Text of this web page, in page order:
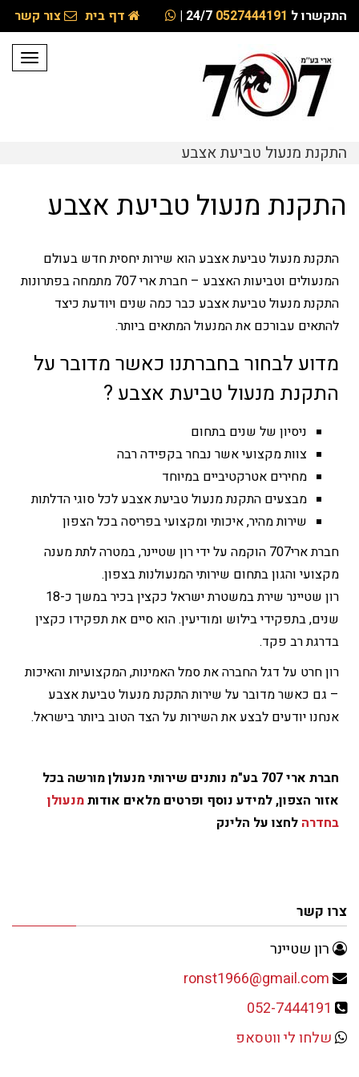
התקשרו ל 0527444191
| דף בית צור קשר
התקנת מנעול טביעת אצבע
התקנת מנעול טביעת אצבע
התקנת מנעול טביעת אצבע הוא שירות יחסית חדש בעולם
המנעולים וטביעות האצבע – חברת ארי 707 מתמחה בפתרונות
התקנת מנעול טביעת אצבע כבר כמה שנים ויודעת כיצד
להתאים עבורכם את המנעול המתאים ביותר.
מדוע לבחור בחברתנו כאשר מדובר על
התקנת מנעול טביעת אצבע ?
ניסיון של שנים בתחום
צוות מקצועי אשר נבחר בקפידה רבה
מחירים אטרקטיביים במיוחד
מבצעים התקנת מנעול טביעת אצבע לכל סוגי הדלתות
שירות מהיר, איכותי ומקצועי בפריסה בכל הצפון
חברת ארי707 הוקמה על ידי רון שטיינר, במטרה לתת מענה
מקצועי והגון בתחום שירותי המנעולנות בצפון.
רון שטיינר שירת במשטרת ישראל כקצין בכיר במשך כ-18
שנים, בתפקידי בילוש ומודיעין. הוא סיים את תפקידו כקצין
בדרגת רב פקד.
רון חרט על דגל החברה את סמל האמינות, המקצועיות והאיכות
– גם כאשר מדובר על שירות התקנת מנעול טביעת אצבע
אנחנו יודעים לבצע את השירות על הצד הטוב ביותר בישראל.
חברת ארי 707 בע"מ נותנים שירותי מנעולן מורשה בכל
אזור הצפון, למידע נוסף ופרטים מלאים אודותמנעולן
בחדרה לחצו על הלינק
צרו קשר
רון שטיינר
ronst1966@gmail.com
שלחו לי ווטסאפ